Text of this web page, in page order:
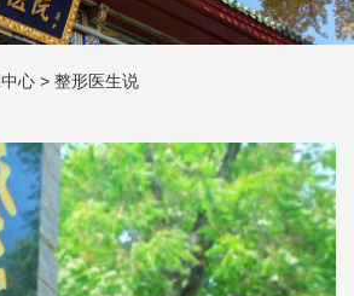
心 > 整形医生说